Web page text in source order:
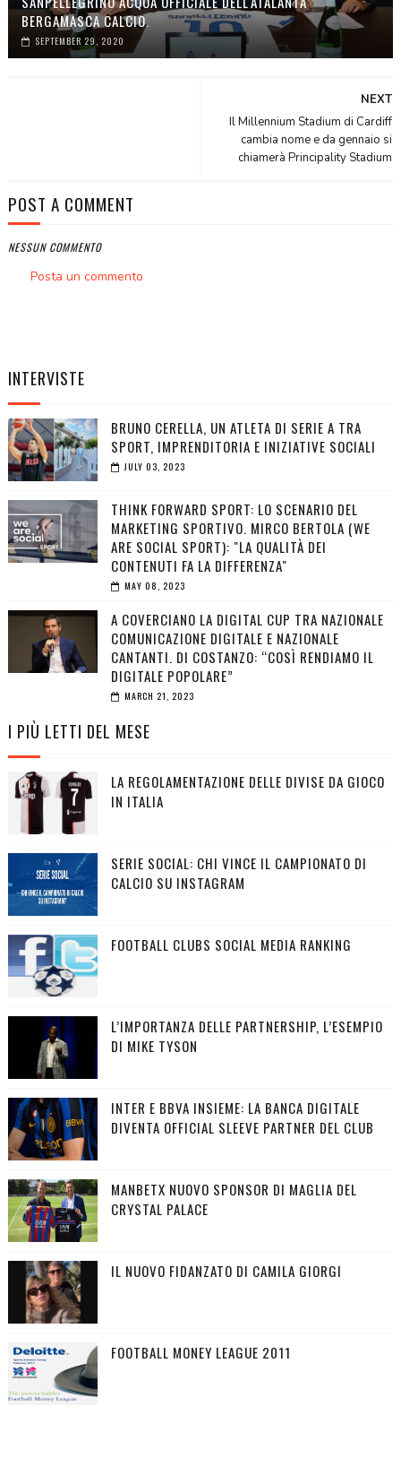
BERGAMASCA CALCIO.
SEPTEMBER 29, 2020
NEXT
Il Millennium Stadium di Cardiff
cambia nome e da gennaio si
chiamerà Principality Stadium
POST A COMMENT
NESSUN COMMENTO
Posta un commento
INTERVISTE
BRUNO CERELLA, UN ATLETA DI SERIE A TRA
SPORT, IMPRENDITORIA E INIZIATIVE SOCIALI
JULY 03, 2023
THINK FORWARD SPORT: LO SCENARIO DEL
MARKETING SPORTIVO. MIRCO BERTOLA (WE
ARE SOCIAL SPORT): "LA QUALITÀ DEI
CONTENUTI FA LA DIFFERENZA"
MAY 08, 2023
A COVERCIANO LA DIGITAL CUP TRA NAZIONALE
COMUNICAZIONE DIGITALE E NAZIONALE
CANTANTI. DI COSTANZO: “COSÌ RENDIAMO IL
DIGITALE POPOLARE”
MARCH 21, 2023
I PIÙ LETTI DEL MESE
LA REGOLAMENTAZIONE DELLE DIVISE DA GIOCO
IN ITALIA
SERIE SOCIAL: CHI VINCE IL CAMPIONATO DI
CALCIO SU INSTAGRAM
FOOTBALL CLUBS SOCIAL MEDIA RANKING
L’IMPORTANZA DELLE PARTNERSHIP, L’ESEMPIO
DI MIKE TYSON
INTER E BBVA INSIEME: LA BANCA DIGITALE
DIVENTA OFFICIAL SLEEVE PARTNER DEL CLUB
MANBETX NUOVO SPONSOR DI MAGLIA DEL
CRYSTAL PALACE
IL NUOVO FIDANZATO DI CAMILA GIORGI
FOOTBALL MONEY LEAGUE 2011